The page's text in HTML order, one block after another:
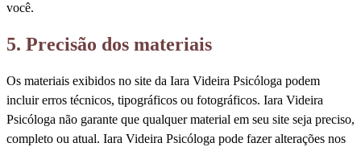
você.
5. Precisão dos materiais
Os materiais exibidos no site da Iara Videira Psicóloga podem
incluir erros técnicos, tipográficos ou fotográficos. Iara Videira
Psicóloga não garante que qualquer material em seu site seja preciso,
completo ou atual. Iara Videira Psicóloga pode fazer alterações nos